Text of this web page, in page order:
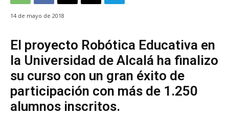
14 de mayo de 2018
El proyecto Robótica Educativa en
la Universidad de Alcalá ha finalizo
su curso con un gran éxito de
participación con más de 1.250
alumnos inscritos.